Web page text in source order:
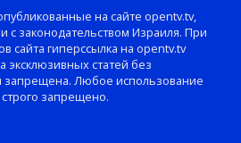
на сайте opentv.tv,
с законодательством Израиля. При
сайта гиперссылка на opentv.tv
эксклюзивных статей без
запрещена. Любое использование
запрещено.